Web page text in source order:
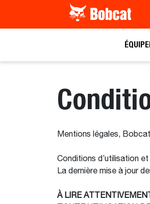
Mentions légales,
Conditions d’utilisation
La dernière mise à jour
À LIRE